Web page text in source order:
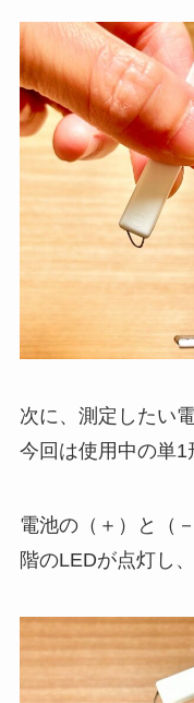
次に、測定したい
今回は使用中の単1
電池の（＋）と（
階のLEDが点灯し